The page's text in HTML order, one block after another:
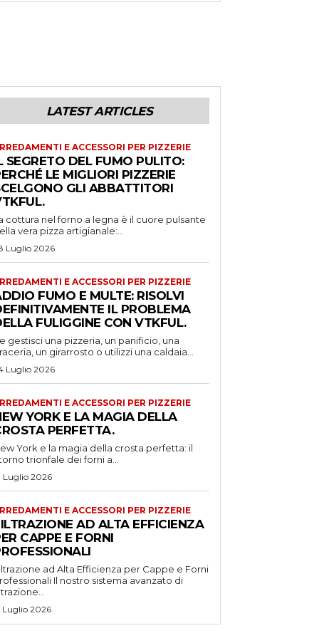
LATEST ARTICLES
E ACCESSORI PER PIZZERIE
SEGRETO DEL FUMO PULITO:
LE MIGLIORI PIZZERIE
GLI ABBATTITORI
cottura nel forno a legna è il cuore pulsante
vera pizza artigianale:...
Luglio 2026
E ACCESSORI PER PIZZERIE
FUMO E MULTE: RISOLVI
IL PROBLEMA
FULIGGINE CON VTKFUL.
gestisci una pizzeria, un panificio, una
un girarrosto o utilizzi una caldaia...
Luglio 2026
E ACCESSORI PER PIZZERIE
YORK E LA MAGIA DELLA
PERFETTA.
York e la magia della crosta perfetta: il
trionfale dei forni a...
Luglio 2026
E ACCESSORI PER PIZZERIE
AD ALTA EFFICIENZA
CAPPE E FORNI
ad Alta Efficienza per Cappe e Forni
Il nostro sistema avanzato di
Luglio 2026